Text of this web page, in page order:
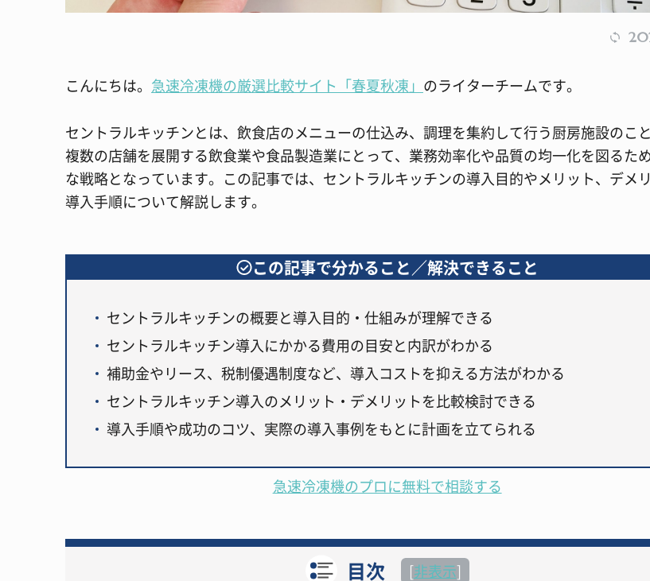
こんにちは。 急速冷凍機の厳選比較サイト「春夏秋凍」 のライターチームです。
セントラルキッチンとは、飲食店のメニューの仕込み、調理を集約して行う厨房施設のこと
複数の店舗を展開する飲食業や食品製造業にとって、業務効率化や品質の均一化を図るた
な戦略となっています。この記事では、セントラルキッチンの導入目的やメリット、デメリ
導入手順について解説します。
この記事で分かること／解決できること
セントラルキッチンの概要と導入目的・仕組みが理解できる
セントラルキッチン導入にかかる費用の目安と内訳がわかる
補助金やリース、税制優遇制度など、導入コストを抑える方法がわかる
セントラルキッチン導入のメリット・デメリットを比較検討できる
導入手順や成功のコツ、実際の導入事例をもとに計画を立てられる
急速冷凍機のプロに無料で相談する
目次 [非表示]